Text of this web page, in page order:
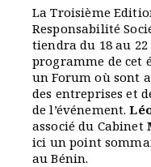
La Troisième
Responsabilité
tiendra du 18 au 22
programme de cet
un Forum où sont
des entreprises et
de l’événement.
associé du Cabinet
ici un point
au Bénin.